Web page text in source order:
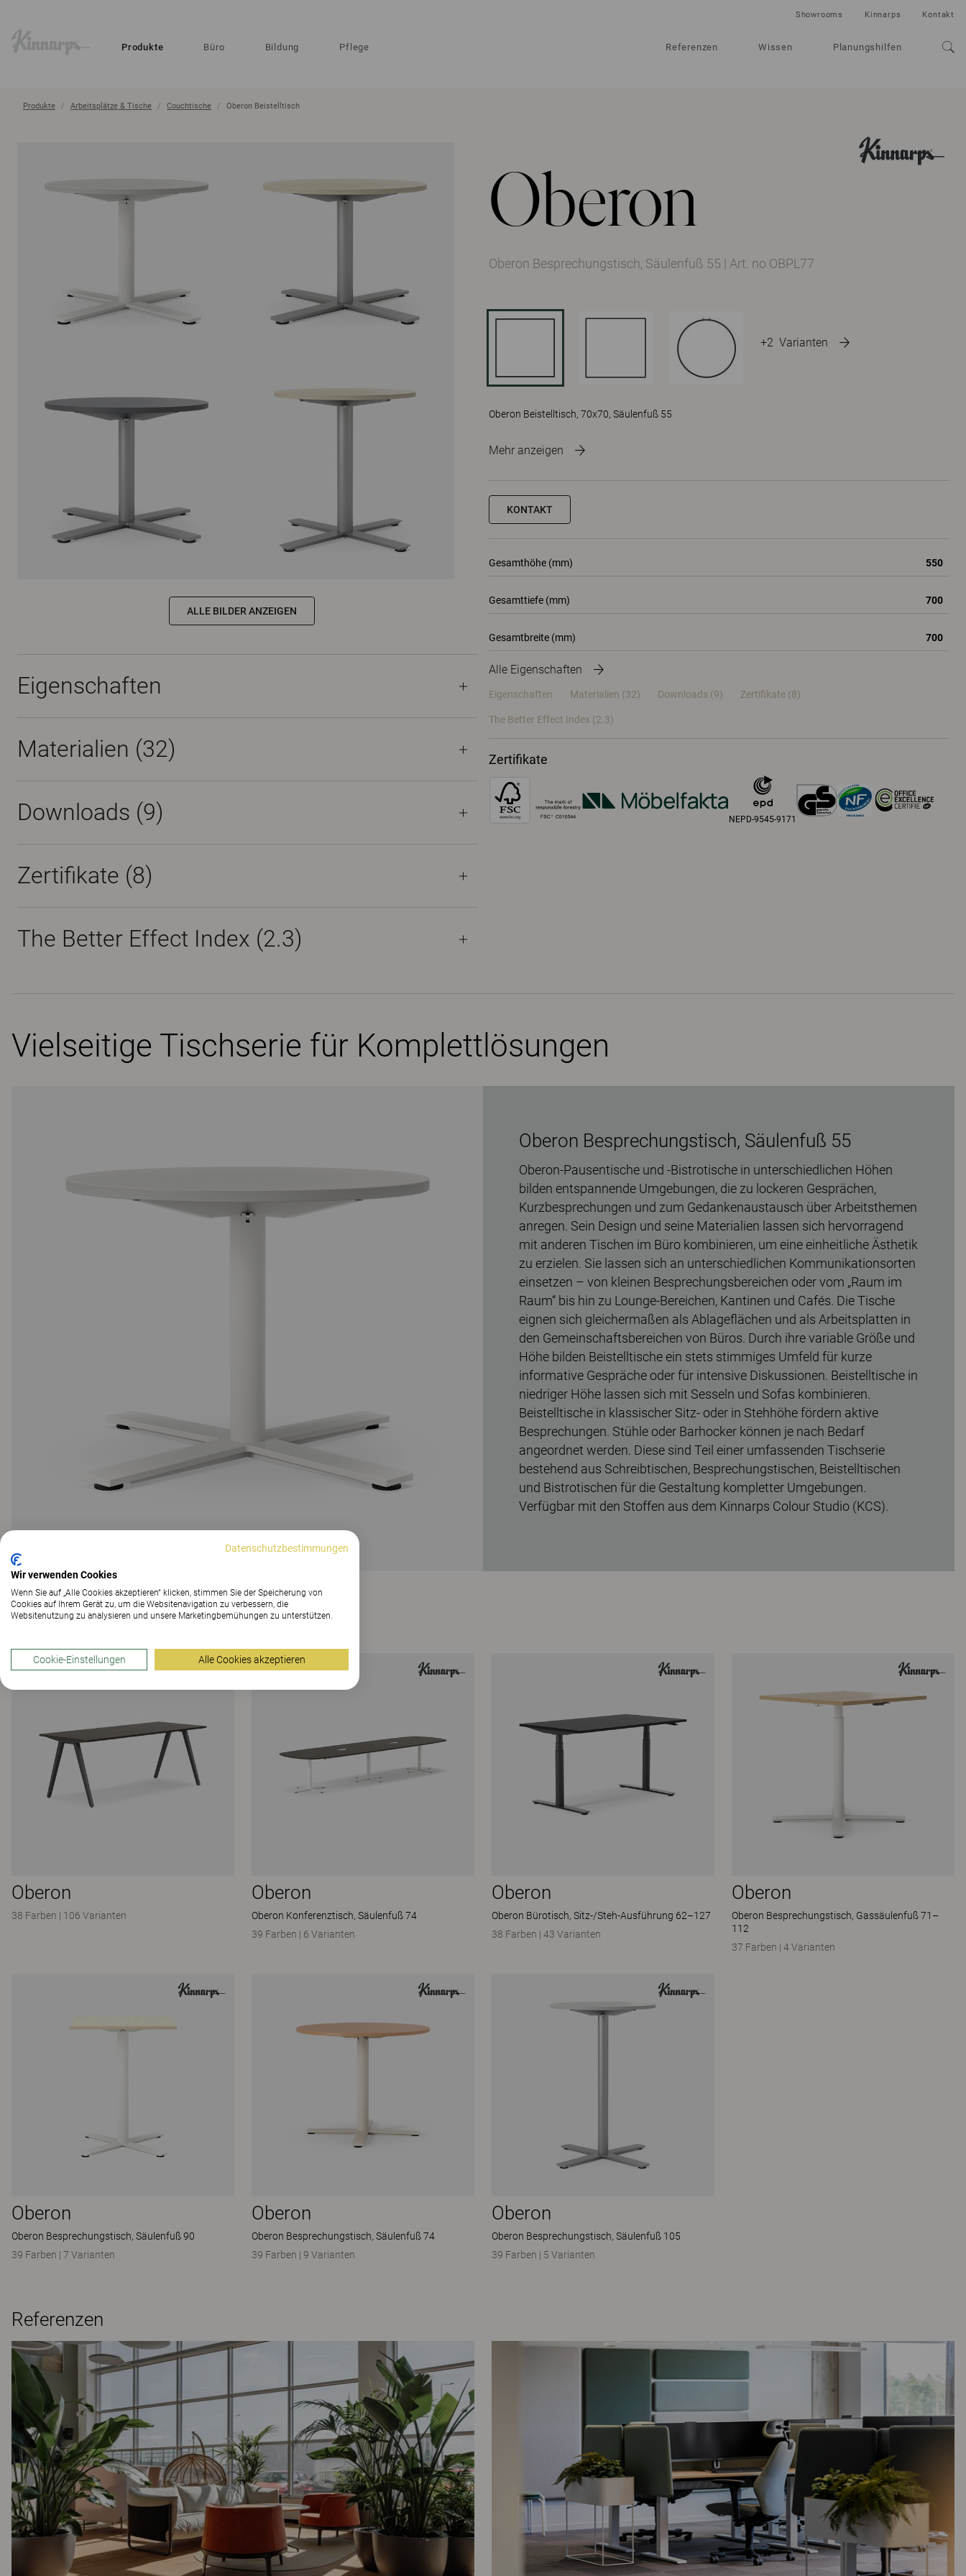
Produkte Büro Bildung Pflege Referenzen Wissen Planungshilfen
Showrooms Kinnarps Kontakt
Produkte Arbeitsplätze & Tische Couchtische Oberon Beistelltisch
Oberon
+2 Varianten
Oberon Besprechungstisch, Säulenfuß 55 | Art. no OBPL77
Oberon Beistelltisch, 70x70, Säulenfuß 55
Mehr anzeigen
KONTAKT
Gesamthöhe (mm) 550
Gesamttiefe (mm) 700
Gesamtbreite (mm) 700
Alle Eigenschaften
Eigenschaften Materialien (32) Downloads (9) Zertifikate (8)
The Better Effect Index (2.3)
Zertifikate
NEPD-9545-9171
ALLE BILDER ANZEIGEN
Eigenschaften
Materialien (32)
Downloads (9)
Zertifikate (8)
The Better Effect Index (2.3)
Vielseitige Tischserie für Komplettlösungen
Oberon Besprechungstisch, Säulenfuß 55
Oberon-Pausentische und -Bistrotische in unterschiedlichen Höhen
bilden entspannende Umgebungen, die zu lockeren Gesprächen,
Kurzbesprechungen und zum Gedankenaustausch über Arbeitsthemen
anregen. Sein Design und seine Materialien lassen sich hervorragend
mit anderen Tischen im Büro kombinieren, um eine einheitliche Ästhetik
zu erzielen. Sie lassen sich an unterschiedlichen Kommunikationsorten
einsetzen – von kleinen Besprechungsbereichen oder vom „Raum im
Raum“ bis hin zu Lounge-Bereichen, Kantinen und Cafés. Die Tische
eignen sich gleichermaßen als Ablageflächen und als Arbeitsplatten in
den Gemeinschaftsbereichen von Büros. Durch ihre variable Größe und
Höhe bilden Beistelltische ein stets stimmiges Umfeld für kurze
informative Gespräche oder für intensive Diskussionen. Beistelltische in
niedriger Höhe lassen sich mit Sesseln und Sofas kombinieren.
Beistelltische in klassischer Sitz- oder in Stehhöhe fördern aktive
Besprechungen. Stühle oder Barhocker können je nach Bedarf
angeordnet werden. Diese sind Teil einer umfassenden Tischserie
bestehend aus Schreibtischen, Besprechungstischen, Beistelltischen
und Bistrotischen für die Gestaltung kompletter Umgebungen.
Verfügbar mit den Stoffen aus dem Kinnarps Colour Studio (KCS).
Verwendete Produkte
Oberon
38 Farben | 106 Varianten
Oberon
Oberon Konferenztisch, Säulenfuß 74
39 Farben | 6 Varianten
Oberon
Oberon Bürotisch, Sitz-/Steh-Ausführung 62–127
38 Farben | 43 Varianten
Oberon
Oberon Besprechungstisch, Gassäulenfuß 71–
112
37 Farben | 4 Varianten
Oberon
Oberon Besprechungstisch, Säulenfuß 90
39 Farben | 7 Varianten
Oberon
Oberon Besprechungstisch, Säulenfuß 74
39 Farben | 9 Varianten
Oberon
Oberon Besprechungstisch, Säulenfuß 105
39 Farben | 5 Varianten
Referenzen
Datenschutzbestimmungen
Wir verwenden Cookies
Wenn Sie auf „Alle Cookies akzeptieren“ klicken, stimmen Sie der Speicherung von
Cookies auf Ihrem Gerät zu, um die Websitenavigation zu verbessern, die
Websitenutzung zu analysieren und unsere Marketingbemühungen zu unterstützen.
Cookie-Einstellungen Alle Cookies akzeptieren